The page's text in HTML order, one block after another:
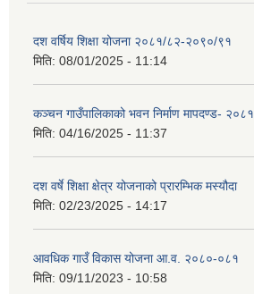
दश वर्षिय शिक्षा योजना २०८१/८२-२०९०/९१
मिति: 08/01/2025 - 11:14
कञ्‍चन गाउँपालिकाको भवन निर्माण मापदण्ड- २०८१
मिति: 04/16/2025 - 11:37
दश वर्षे शिक्षा क्षेत्र योजनाको प्रारम्भिक मस्यौदा
मिति: 02/23/2025 - 14:17
आवधिक गाउँ विकास योजना आ.व. २०८०-०८१
मिति: 09/11/2023 - 10:58